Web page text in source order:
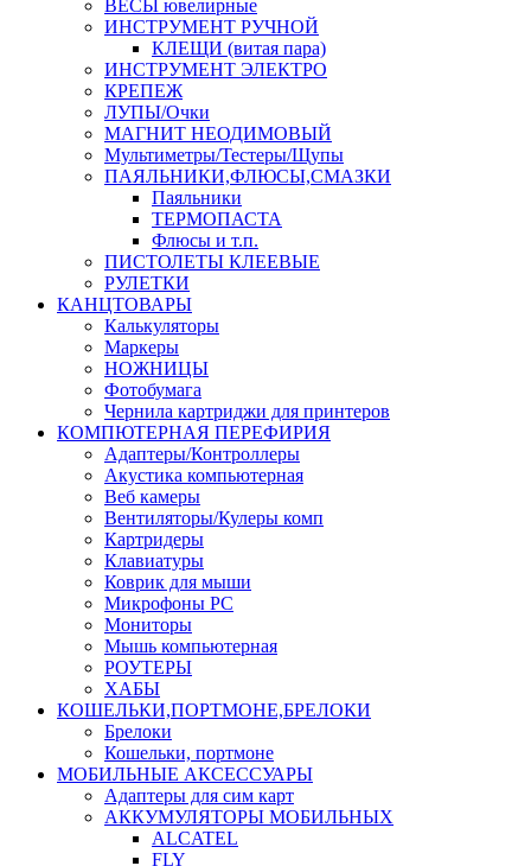
ВЕСЫ ювелирные
ИНСТРУМЕНТ РУЧНОЙ
КЛЕЩИ (витая пара)
ИНСТРУМЕНТ ЭЛЕКТРО
КРЕПЕЖ
ЛУПЫ/Очки
МАГНИТ НЕОДИМОВЫЙ
Мультиметры/Тестеры/Щупы
ПАЯЛЬНИКИ,ФЛЮСЫ,СМАЗКИ
Паяльники
ТЕРМОПАСТА
Флюсы и т.п.
ПИСТОЛЕТЫ КЛЕЕВЫЕ
РУЛЕТКИ
КАНЦТОВАРЫ
Калькуляторы
Маркеры
НОЖНИЦЫ
Фотобумага
Чернила картриджи для принтеров
КОМПЮТЕРНАЯ ПЕРЕФИРИЯ
Адаптеры/Контроллеры
Акустика компьютерная
Веб камеры
Вентиляторы/Кулеры комп
Картридеры
Клавиатуры
Коврик для мыши
Микрофоны PC
Мониторы
Мышь компьютерная
РОУТЕРЫ
ХАБЫ
КОШЕЛЬКИ,ПОРТМОНЕ,БРЕЛОКИ
Брелоки
Кошельки, портмоне
МОБИЛЬНЫЕ АКСЕССУАРЫ
Адаптеры для сим карт
АККУМУЛЯТОРЫ МОБИЛЬНЫХ
ALCATEL
FLY